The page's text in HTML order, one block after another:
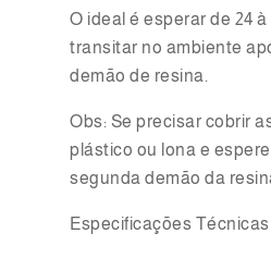
O ideal é esperar de 24
transitar no ambiente
demão de resina.
Obs: Se precisar cobrir
plástico ou lona e
segunda demão da
Especificações Técnicas